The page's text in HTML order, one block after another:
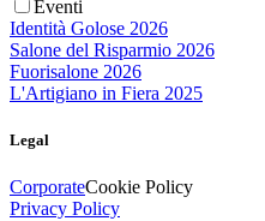
Eventi
Identità Golose 2026
Salone del Risparmio 2026
Fuorisalone 2026
L'Artigiano in Fiera 2025
Legal
CorporateCookie Policy
Privacy Policy